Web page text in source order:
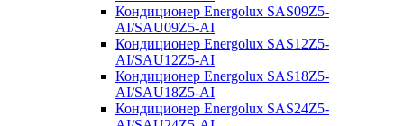
Кондиционер Energolux SAS09Z5-
AI/SAU09Z5-AI
Кондиционер Energolux SAS12Z5-
AI/SAU12Z5-AI
Кондиционер Energolux SAS18Z5-
AI/SAU18Z5-AI
Кондиционер Energolux SAS24Z5-